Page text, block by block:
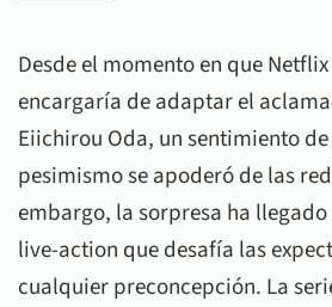
Desde el momento en que
encargaría de adaptar el
Eiichirou Oda, un sentimiento
pesimismo se apoderó de las
embargo, la sorpresa ha
live-action que desafía las
cualquier preconcepción. La